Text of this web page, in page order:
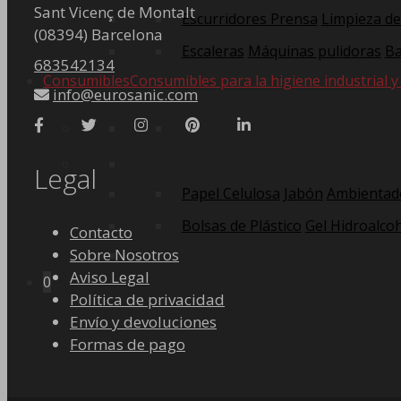
Escurridores Prensa Limpieza
Escaleras Máquinas pulidoras
ConsumiblesConsumibles para la higiene industrial
Papel Celulosa Jabón
Bolsas de Plástico Gel
0
Sant Vicenç de Montalt
(08394) Barcelona
683542134
info@eurosanic.com
Legal
Contacto
Sobre Nosotros
Aviso Legal
Política de privacidad
Envío y devoluciones
Formas de pago